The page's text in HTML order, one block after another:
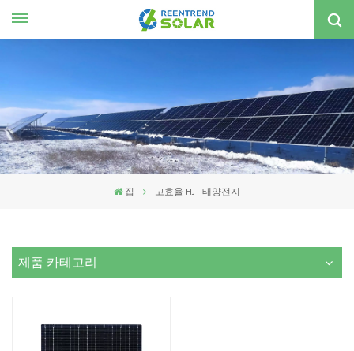
국의
집 고효율 HJT 태양전지
제품 카테고리